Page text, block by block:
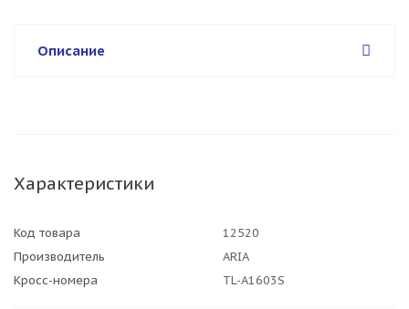
Описание
Характеристики
Код товара
12520
Производитель
ARIA
Кросс-номера
TL-A1603S